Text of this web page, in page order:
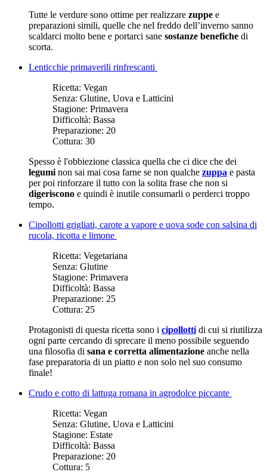
Tutte le verdure sono ottime per realizzare zuppe e
preparazioni simili, quelle che nel freddo dell’inverno sanno
scaldarci molto bene e portarci sane sostanze benefiche di
scorta.
Lenticchie primaverili rinfrescanti
Ricetta: Vegan
Senza: Glutine, Uova e Latticini
Stagione: Primavera
Difficoltà: Bassa
Preparazione: 20
Cottura: 30
Spesso è l'obbiezione classica quella che ci dice che dei
legumi non sai mai cosa farne se non qualche zuppa e pasta
per poi rinforzare il tutto con la solita frase che non si
digeriscono e quindi è inutile consumarli o perderci troppo
tempo.
Cipollotti grigliati, carote a vapore e uova sode con salsina di
rucola, ricotta e limone
Ricetta: Vegetariana
Senza: Glutine
Stagione: Primavera
Difficoltà: Bassa
Preparazione: 25
Cottura: 25
Protagonisti di questa ricetta sono i cipollotti di cui si riutilizza
ogni parte cercando di sprecare il meno possibile seguendo
una filosofia di sana e corretta alimentazione anche nella
fase preparatoria di un piatto e non solo nel suo consumo
finale!
Crudo e cotto di lattuga romana in agrodolce piccante
Ricetta: Vegan
Senza: Glutine, Uova e Latticini
Stagione: Estate
Difficoltà: Bassa
Preparazione: 20
Cottura: 5